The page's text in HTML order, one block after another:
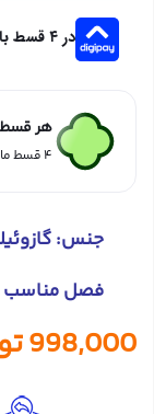
در ۴ قسط با دیجی‌پی
هر قسط
۴ قسط ماهانه. بدون سود، چک و ضامن.
جنس:
فصل مناسب
998,000